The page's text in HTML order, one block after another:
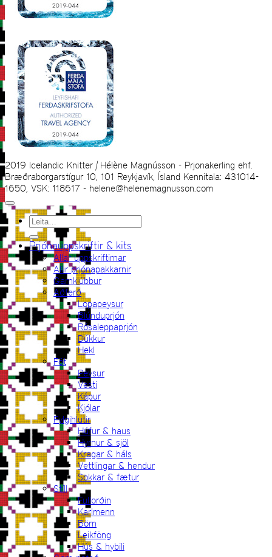
2019 Icelandic Knitter | Hélène Magnússon - Prjonakerling ehf.
Bræðraborgarstígur 10, 101 Reykjavík, Ísland Kennitala: 431014-
1650, VSK: 118617 - helene@helenemagnusson.com
Leita
eftir:
Prjónauppskriftir & kits
Allar uppskriftirnar
Allir prjónapakkarnir
Garnklúbbur
Aðferð
Lopapeysur
Blúnduprjón
Rósaleppaprjón
Dúkkur
Hekl
Föt
Peysur
Vesti
Kápur
Kjólar
Fylgihlutir
Húfur & haus
Hyrnur & sjöl
Kragar & háls
Vettlingar & hendur
Sokkar & fætur
Stíll
Fullorðin
Karlmenn
Börn
Leikföng
Hús & hybili